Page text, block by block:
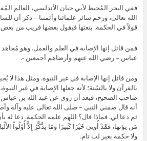
ففي البحر المُحيط لأبي حيان الأندلسي، العالم
الله تعالى، ورحم سائر علمائنا وأئمتنا – ذكر أن
قولاً في الحكمة. ينعتها فيقول بعضها قريب من بعض.
فمن قائل إنها الإصابة في العلم والعمل. وهو مُجاهد
عباس – رضي الله عنهم وأرضاهم أجمعين -.
ومن قائل إنها الإصابة في غير النبوة. ومثل هذا لا
بالقرآن ولا بالسُنة؛ لأنه جعلها الإصابة في غير
صاحب الصحيح، فبعد أن روى عن عبد الله بن عباس
أنه قال ضمني النبي – صلى الله تعالى عليه وآله
ثم دعا لي. فماذا قال؟ اللهم علمه الحكمة. دعا له
مَن يؤتها، فَقَدْ أُوتِيَ خَيْرًا كَثِيرًا وَمَا يَذَّكَّرُ إِلاَّ أُوْلُواْ
ولا حكمة بغير لب تام.